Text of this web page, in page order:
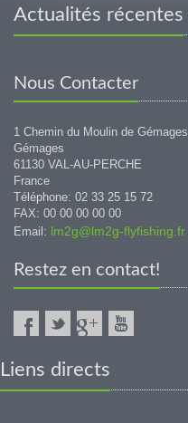
Actualités récentes
Nous Contacter
1 Chemin du Moulin de Gémages
Gémages
61130 VAL-AU-PERCHE
France
Téléphone: 02 33 25 15 72
FAX: 00 00 00 00 00
Email: lm2g@lm2g-flyfishing.fr
Restez en contact!
Liens directs